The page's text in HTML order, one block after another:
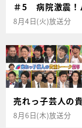
＃5 病院激震！
8月4日(火)放送分
売れっ子芸人の
8月6日(木)放送分